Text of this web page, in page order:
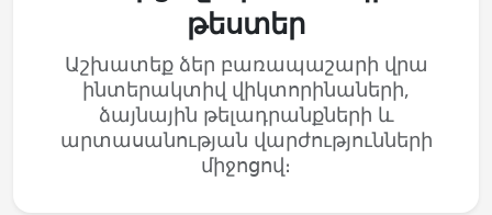
թեստեր
Աշխատեք ձեր բառապաշարի վրա
ինտերակտիվ վիկտորինաների,
ձայնային թելադրանքների և
արտասանության վարժությունների
միջոցով։